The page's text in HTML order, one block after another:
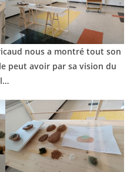
nous a montré tout son
peut avoir par sa vision du